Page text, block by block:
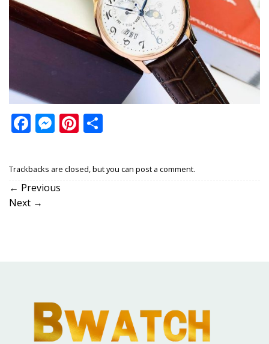
Facebook
Messenger
Pinterest
Trackbacks are closed, but you can post a comment.
← Previous
Next →